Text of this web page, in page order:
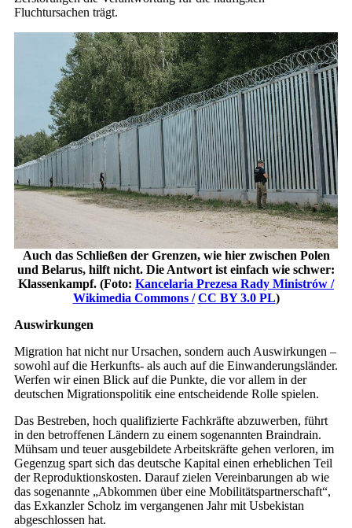
Fluchtursachen trägt.
Auch das Schließen der Grenzen, wie hier zwischen Polen
und Belarus, hilft nicht. Die Antwort ist einfach wie schwer:
Klassenkampf. (Foto: Kancelaria Prezesa Rady Ministrów /
Wikimedia Commons / CC BY 3.0 PL)
Auswirkungen
Migration hat nicht nur Ursachen, sondern auch Auswirkungen –
sowohl auf die Herkunfts- als auch auf die Einwanderungsländer.
Werfen wir einen Blick auf die Punkte, die vor allem in der
deutschen Migrationspolitik eine entscheidende Rolle spielen.
Das Bestreben, hoch qualifizierte Fachkräfte abzuwerben, führt
in den betroffenen Ländern zu einem sogenannten Braindrain.
Mühsam und teuer ausgebildete Arbeitskräfte gehen verloren, im
Gegenzug spart sich das deutsche Kapital einen erheblichen Teil
der Reproduktionskosten. Darauf zielen Vereinbarungen ab wie
das sogenannte „Abkommen über eine Mobilitätspartnerschaft“,
das Exkanzler Scholz im vergangenen Jahr mit Usbekistan
abgeschlossen hat.